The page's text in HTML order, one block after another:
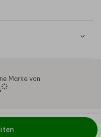
Marke von
Impressum © 2026